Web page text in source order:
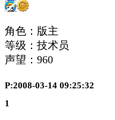
角色：版主
等级：技术员
声望： 960
P:2008-03-14 09:25:32
1